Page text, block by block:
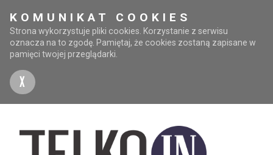
KOMUNIKAT COOKIES
Strona wykorzystuje pliki cookies. Korzystanie z serwisu
oznacza na to zgodę. Pamiętaj, że cookies zostaną zapisane w
pamięci twojej przeglądarki.
X